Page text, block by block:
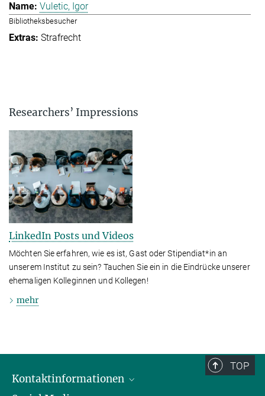
Vuletic, Igor
Bibliotheksbesucher
Strafrecht
Researchers’ Impressions
LinkedIn Posts und Videos
Möchten Sie erfahren, wie es ist, Gast oder Stipendiat*in an
unserem Institut zu sein? Tauchen Sie ein in die Eindrücke unserer
ehemaligen Kolleginnen und Kollegen!
mehr
TOP
Kontaktinformationen